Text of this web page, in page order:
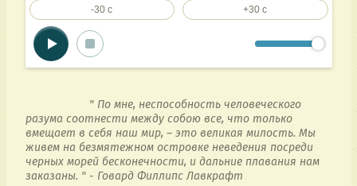
-30 c +30 c
разума соотнести между собою все, что только
вмещает в себя наш мир, – это великая милость. Мы
живем на безмятежном островке неведения посреди
черных морей бесконечности, и дальние плавания нам
заказаны. " - Говард Филлипс Лавкрафт